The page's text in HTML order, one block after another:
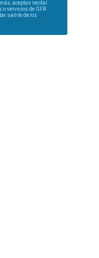
aceptas recibir
o servicios de GFR
salirte de los